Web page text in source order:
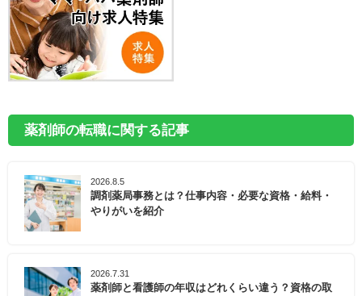
薬剤師の転職に関する記事
2026.8.5
調剤薬局事務とは？仕事内容・必要な資格・給料・
やりがいを紹介
2026.7.31
薬剤師と看護師の年収はどれくらい違う？資格の取